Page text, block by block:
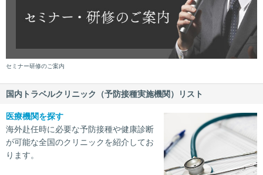
セミナー研修のご案内
国内トラベルクリニック（予防接種実施機関）リスト
医療機関を探す
海外赴任時に必要な予防接種や健康診断
が可能な全国のクリニックを紹介してお
ります。